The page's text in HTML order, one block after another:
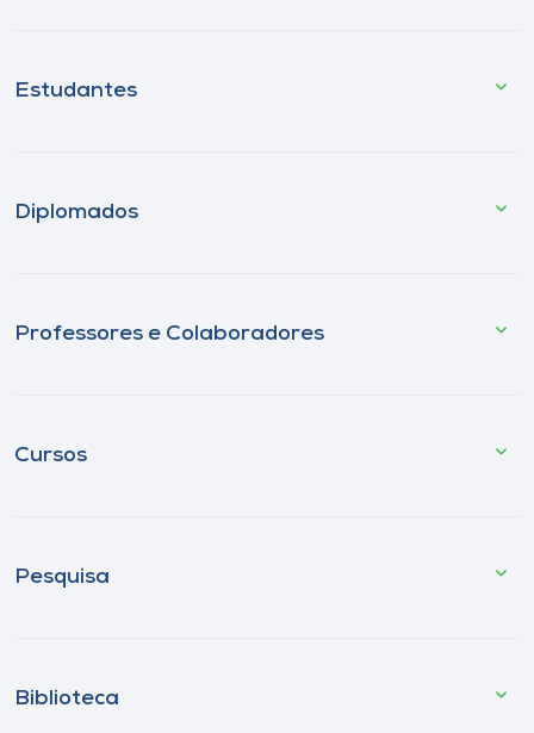
Estudantes
Diplomados
Professores e Colaboradores
Cursos
Pesquisa
Biblioteca